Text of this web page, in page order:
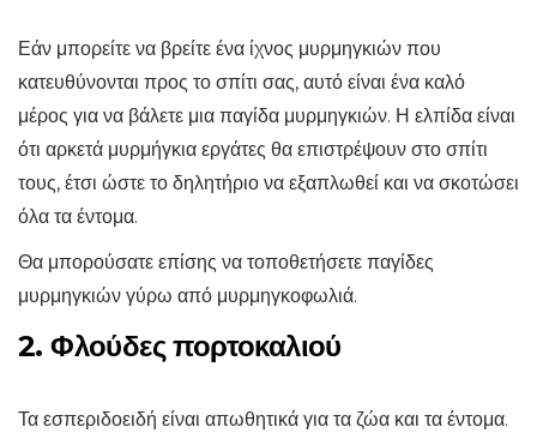
Εάν μπορείτε να βρείτε ένα ίχνος μυρμηγκιών που
κατευθύνονται προς το σπίτι σας, αυτό είναι ένα καλό
μέρος για να βάλετε μια παγίδα μυρμηγκιών. Η ελπίδα είναι
ότι αρκετά μυρμήγκια εργάτες θα επιστρέψουν στο σπίτι
τους, έτσι ώστε το δηλητήριο να εξαπλωθεί και να σκοτώσει
όλα τα έντομα.
Θα μπορούσατε επίσης να τοποθετήσετε παγίδες
μυρμηγκιών γύρω από μυρμηγκοφωλιά.
2. Φλούδες πορτοκαλιού
Τα εσπεριδοειδή είναι απωθητικά για τα ζώα και τα έντομα.